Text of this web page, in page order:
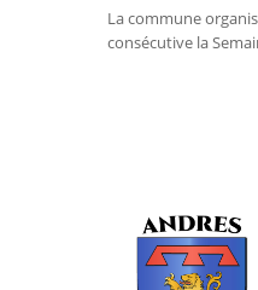
La commune
consécutive la